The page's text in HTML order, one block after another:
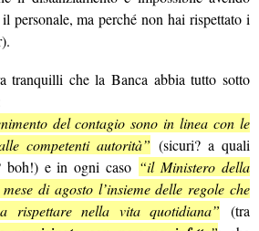
personale, ma perché non hai rispettato i
tranquilli che la Banca abbia tutto sotto
del contagio sono in linea con le
competenti autorità” (sicuri? a quali
boh!) e in ogni caso “il Ministero della
di agosto l’insieme delle regole che
rispettare nella vita quotidiana” (tra